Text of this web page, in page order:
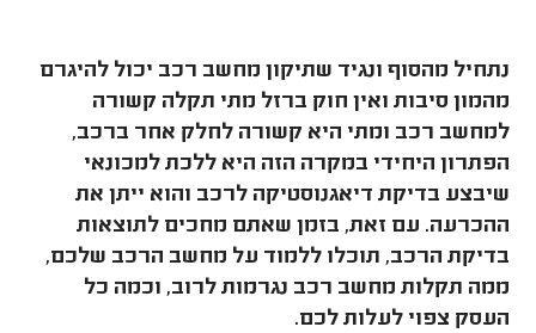
נתחיל מהסוף ונגיד שתיקון מחשב רכב יכול להיגרם
מהמון סיבות ואין חוק ברזל מתי תקלה קשורה
למחשב רכב ומתי היא קשורה לחלק אחר ברכב,
הפתרון היחידי במקרה הזה היא ללכת למכונאי
שיבצע בדיקת דיאגנוסטיקה לרכב והוא ייתן את
ההכרעה. עם זאת, בזמן שאתם מחכים לתוצאות
בדיקת הרכב, תוכלו ללמוד על מחשב הרכב שלכם,
ממה תקלות מחשב רכב נגרמות לרוב, וכמה כל
העסק צפוי לעלות לכם.